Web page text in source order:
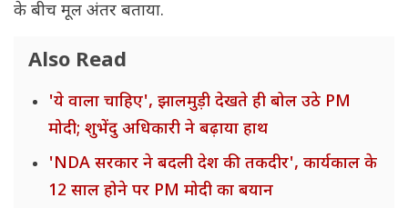
के बीच मूल अंतर बताया.
Also Read
'ये वाला चाहिए', झालमुड़ी देखते ही बोल उठे PM
मोदी; शुभेंदु अधिकारी ने बढ़ाया हाथ
'NDA सरकार ने बदली देश की तकदीर', कार्यकाल के
12 साल होने पर PM मोदी का बयान